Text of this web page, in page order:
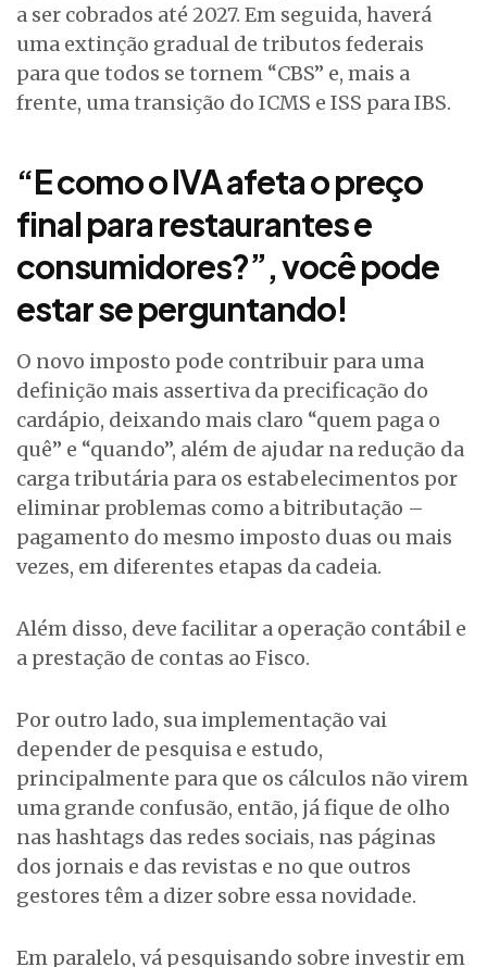
a ser cobrados até 2027. Em seguida, haverá
uma extinção gradual de tributos federais
para que todos se tornem “CBS” e, mais a
frente, uma transição do ICMS e ISS para IBS.
“E como o IVA afeta o preço
final para restaurantes e
consumidores?”, você pode
estar se perguntando!
O novo imposto pode contribuir para uma
definição mais assertiva da precificação do
cardápio, deixando mais claro “quem paga o
quê” e “quando”, além de ajudar na redução da
carga tributária para os estabelecimentos por
eliminar problemas como a bitributação –
pagamento do mesmo imposto duas ou mais
vezes, em diferentes etapas da cadeia.
Além disso, deve facilitar a operação contábil e
a prestação de contas ao Fisco.
Por outro lado, sua implementação vai
depender de pesquisa e estudo,
principalmente para que os cálculos não virem
uma grande confusão, então, já fique de olho
nas hashtags das redes sociais, nas páginas
dos jornais e das revistas e no que outros
gestores têm a dizer sobre essa novidade.
Em paralelo, vá pesquisando sobre investir em